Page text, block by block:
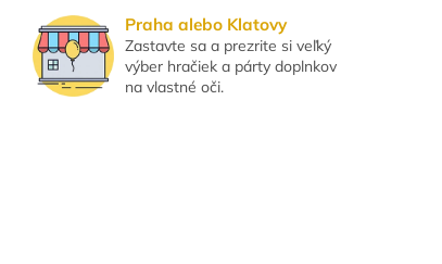
Praha alebo Klatovy
Zastavte sa a prezrite si veľký
výber hračiek a párty doplnkov
na vlastné oči.